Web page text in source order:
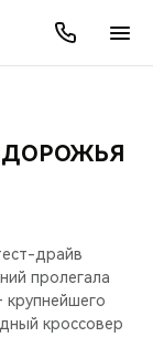
драйв
пролегала
крупнейшего
кроссовер